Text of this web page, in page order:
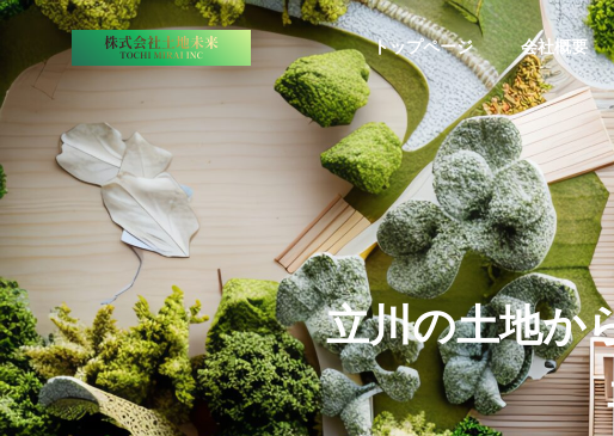
トップページ 会社概要
COMPANY
会社案内
代表挨拶
スタッフ紹介
SERVICE
事業内容
立川の土地か